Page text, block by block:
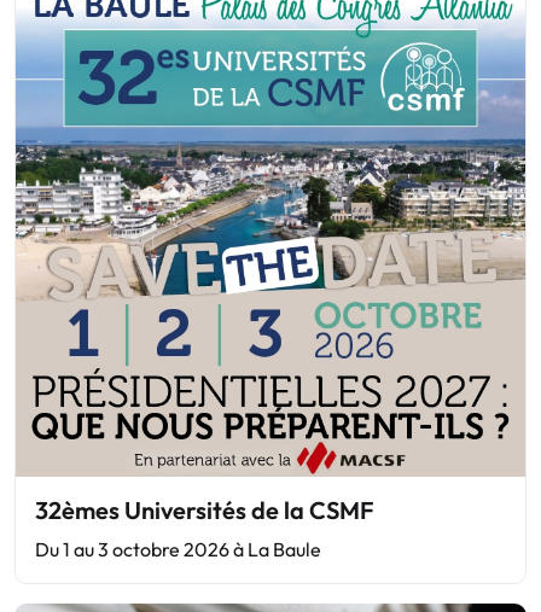
32èmes Universités de la CSMF
Du 1 au 3 octobre 2026 à La Baule